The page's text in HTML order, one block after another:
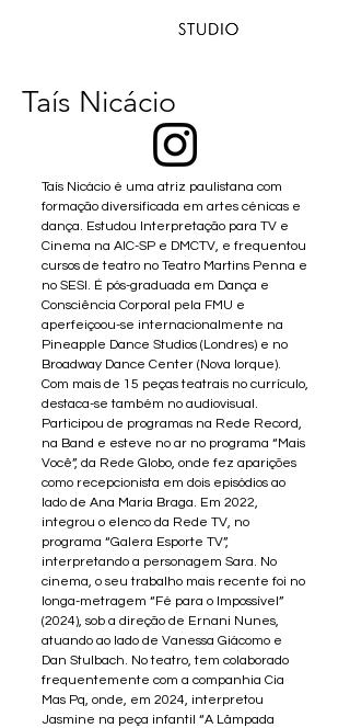
Taís Nicácio
Taís Nicácio é uma atriz paulistana com
formação diversificada em artes cénicas e
dança. Estudou Interpretação para TV e
Cinema na AIC-SP e DMCTV, e frequentou
cursos de teatro no Teatro Martins Penna e
no SESI. É pós-graduada em Dança e
Consciência Corporal pela FMU e
aperfeiçoou-se internacionalmente na
Pineapple Dance Studios (Londres) e no
Broadway Dance Center (Nova Iorque).
Com mais de 15 peças teatrais no currículo,
destaca-se também no audiovisual.
Participou de programas na Rede Record,
na Band e esteve no ar no programa “Mais
Você”, da Rede Globo, onde fez aparições
como recepcionista em dois episódios ao
lado de Ana Maria Braga. Em 2022,
integrou o elenco da Rede TV, no
programa “Galera Esporte TV”,
interpretando a personagem Sara. No
cinema, o seu trabalho mais recente foi no
longa-metragem “Fé para o Impossível”
(2024), sob a direção de Ernani Nunes,
atuando ao lado de Vanessa Giácomo e
Dan Stulbach. No teatro, tem colaborado
frequentemente com a companhia Cia
Mas Pq, onde, em 2024, interpretou
Jasmine na peça infantil “A Lâmpada